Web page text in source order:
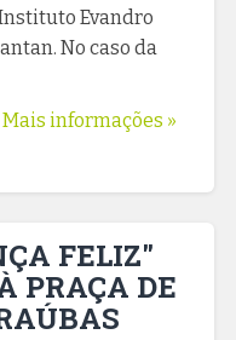
Evandro
No caso da
Mais informações »
FELIZ"
PRAÇA DE